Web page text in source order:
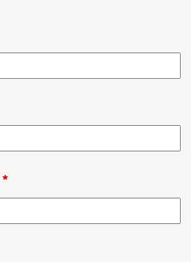
*